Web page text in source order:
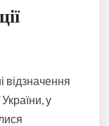
відзначення
у